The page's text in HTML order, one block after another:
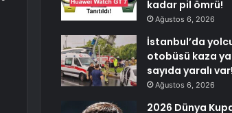
kadar pil ömrü!
Ağustos 6, 2026
İstanbul’da
otobüsü kaza
sayıda yaralı var!
Ağustos 6, 2026
2026 Dünya